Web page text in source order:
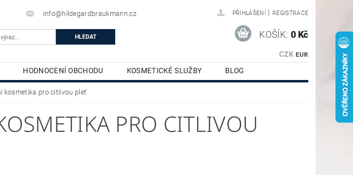
info@hildegardbraukmann.cz PŘIHLÁŠENÍ | REGISTRACE
CZK EUR
KOŠÍK: 0 Kč
HODNOCENÍ OBCHODU KOSMETICKÉ SLUŽBY
BLOG
DEKORATIVNÍ KOSMETIKA
kosmetika pro citlivou pleť
PRO CITLIVOU